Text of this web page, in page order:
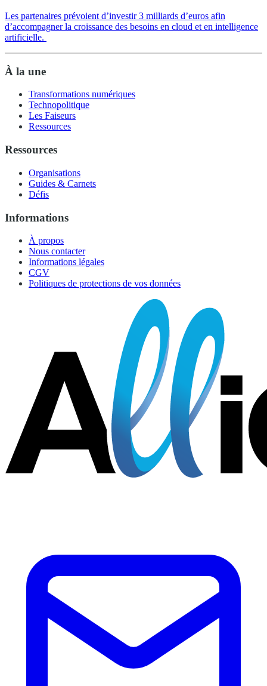
Les partenaires prévoient d’investir 3 milliards d’euros afin
d’accompagner la croissance des besoins en cloud et en intelligence
artificielle.
À la une
Transformations numériques
Technopolitique
Les Faiseurs
Ressources
Ressources
Organisations
Guides & Carnets
Défis
Informations
À propos
Nous contacter
Informations légales
CGV
Politiques de protections de vos données